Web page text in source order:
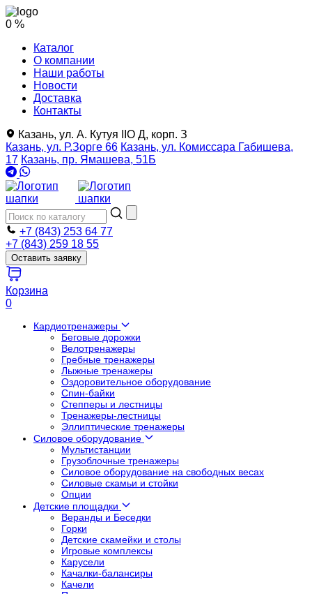
0 %
Каталог
О компании
Наши работы
Новости
Доставка
Контакты
Казань, ул. А. Кутуя IIO Д, корп. З
Казань, ул. Р.Зорге 66 Казань, ул. Комиссара Габишева,
17 Казань, пр. Ямашева, 51Б
+7 (843) 253 64 77
+7 (843) 259 18 55
Оставить заявку
Корзина
0
Кардиотренажеры
Беговые дорожки
Велотренажеры
Гребные тренажеры
Лыжные тренажеры
Оздоровительное оборудование
Спин-байки
Степперы и лестницы
Тренажеры-лестницы
Эллиптические тренажеры
Силовое оборудование
Мультистанции
Грузоблочные тренажеры
Силовое оборудование на свободных весах
Силовые скамьи и стойки
Опции
Детские площадки
Веранды и Беседки
Горки
Детские скамейки и столы
Игровые комплексы
Карусели
Качалки-балансиры
Качели